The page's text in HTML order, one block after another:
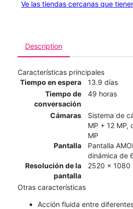
Ve las tiendas cercanas que
Description
Características principales
Tiempo en espera
13.9 días
Tiempo de
conversación
49 horas
Cámaras
Sistema de
MP + 12 MP,
MP
Pantalla
Pantalla
dinámica de
Resolución de la
pantalla
2520 x 1080
Otras características
Acción fluida entre